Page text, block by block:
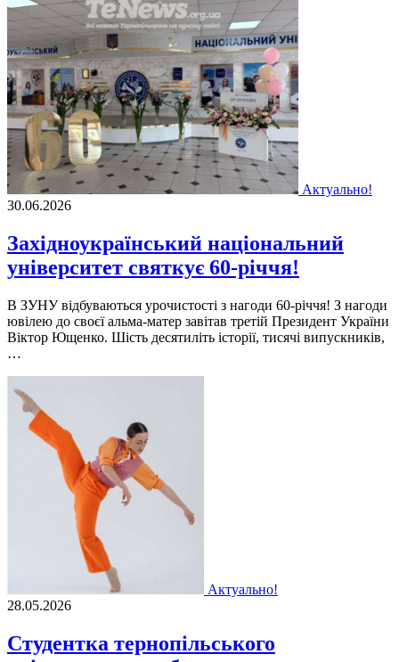
Актуально!
30.06.2026
Західноукраїнський національний
університет святкує 60-річчя!
В ЗУНУ відбуваються урочистості з нагоди 60-річчя! З нагоди
ювілею до своєї альма-матер завітав третій Президент України
Віктор Ющенко. Шість десятиліть історії, тисячі випускників,
…
Актуально!
28.05.2026
Студентка тернопільського